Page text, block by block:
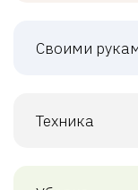
Своими
Техника